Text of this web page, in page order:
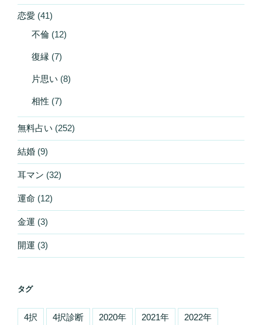
恋愛 (41)
不倫 (12)
復縁 (7)
片思い (8)
相性 (7)
無料占い (252)
結婚 (9)
耳マン (32)
運命 (12)
金運 (3)
開運 (3)
タグ
4択 4択診断 2020年 2021年 2022年